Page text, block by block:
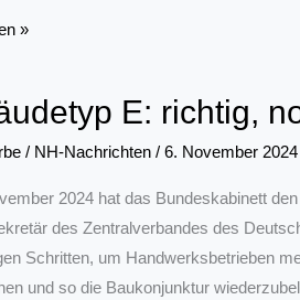
»
E: richtig,
/ NH-Nachrichten / 6. November 2024
2024 hat das Bundeskabinett
des Zentralverbandes des
Schritten, um Handwerksbetrieben
und so die Baukonjunktur